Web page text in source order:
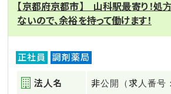
【京都府京都市】 山科駅最寄り！処
ないので、余裕を持って働けます！
正社員 調剤薬局
法人名 非公開（求人番号